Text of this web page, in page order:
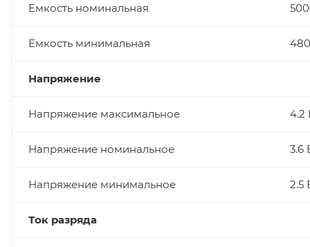
Емкость номинальная
Емкость минимальная
Напряжение
Напряжение максимальное 4.2
Напряжение номинальное 3.6
Напряжение минимальное 2.5
Ток разряда